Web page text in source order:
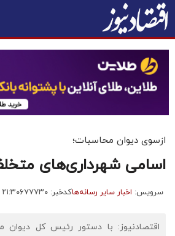
ازسوی دیوان محاسبات؛
اسامی شهرداری‌های
سرویس: اخبار سایر رسانه‌هاکدخبر: ۶۷۷۷۳۰
اقتصادنیوز: با دستور رئیس کل